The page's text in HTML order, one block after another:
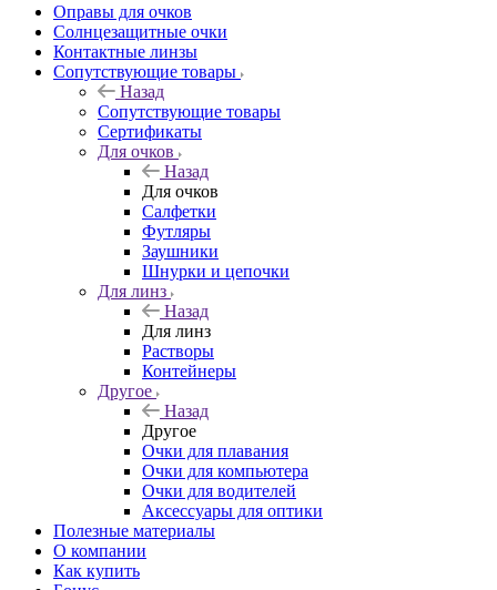
Оправы для очков
Солнцезащитные очки
Контактные линзы
Сопутствующие товары
Назад
Сопутствующие товары
Сертификаты
Для очков
Назад
Для очков
Салфетки
Футляры
Заушники
Шнурки и цепочки
Для линз
Назад
Для линз
Растворы
Контейнеры
Другое
Назад
Другое
Очки для плавания
Очки для компьютера
Очки для водителей
Аксессуары для оптики
Полезные материалы
О компании
Как купить